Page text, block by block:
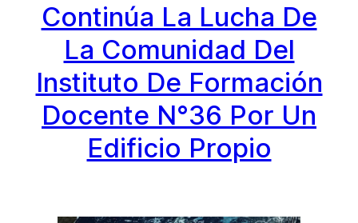
Continúa La Lucha De
La Comunidad Del
Instituto De Formación
Docente N°36 Por Un
Edificio Propio